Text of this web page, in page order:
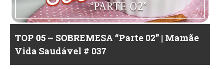
TOP 05 – SOBREMESA “Parte 02” | Mamãe
Vida Saudável # 037